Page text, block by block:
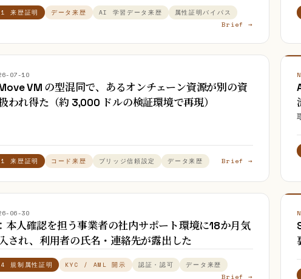
来歴証明 データ来歴 AI 学習データ来歴 属性証明バイパス
Brief →
07-10
VM の型混同で、あるオンチェーン資源が別の資
われ得た（約 3,000 ドルの検証環境で再現）
来歴証明 コード来歴 ブリッジ信頼設定 データ来歴 Brief →
06-30
本人確認を担う事業者の社内サポート環境に18か月気
され、利用者の氏名・連絡先が露出した
規制属性証明 KYC / AML 開示 認証・認可 データ来歴
Brief →